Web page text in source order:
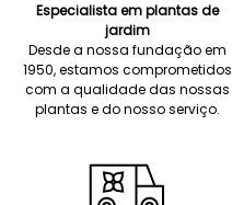
Especialista em plantas de
jardim
Desde a nossa fundação em
1950, estamos comprometidos
com a qualidade das nossas
plantas e do nosso serviço.